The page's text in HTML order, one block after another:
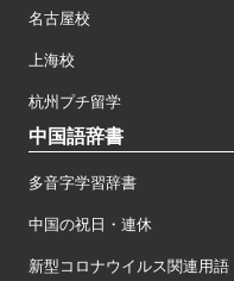
名古屋校
上海校
杭州プチ留学
中国語辞書
多音字学習辞書
中国の祝日・連休
新型コロナウイルス関連用語